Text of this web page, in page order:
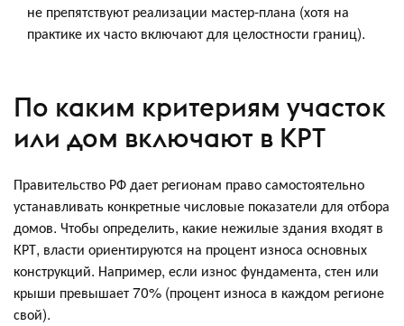
не препятствуют реализации мастер-плана (хотя на
практике их часто включают для целостности границ).
По каким критериям участок
или дом включают в КРТ
Правительство РФ дает регионам право самостоятельно
устанавливать конкретные числовые показатели для отбора
домов. Чтобы определить, какие нежилые здания входят в
КРТ, власти ориентируются на процент износа основных
конструкций. Например, если износ фундамента, стен или
крыши превышает 70% (процент износа в каждом регионе
свой).